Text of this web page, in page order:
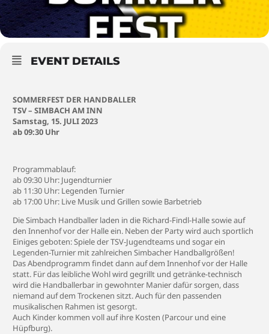
EVENT DETAILS
SOMMERFEST DER HANDBALLER
TSV – SIMBACH AM INN
Samstag, 15. JULI 2023
ab 09:30 Uhr
Programmablauf:
ab 09:30 Uhr: Jugendturnier
ab 11:30 Uhr: Legenden Turnier
ab 17:00 Uhr: Live Musik und Grillen sowie Barbetrieb
Die Simbach Handballer laden in die Richard-Findl-Halle sowie auf
den Innenhof vor der Halle ein. Neben der Party wird auch sportlich
Einiges geboten: Spiele der TSV-Jugendteams und sogar ein
Legenden-Turnier mit zahlreichen Simbacher Handballgrößen!
Das Abendprogramm findet dann auf dem Innenhof vor der Halle
statt. Für das leibliche Wohl wird gegrillt und getränke-technisch
wird die Handballerbar in gewohnter Manier dafür sorgen, dass
niemand auf dem Trockenen sitzt. Auch für den passenden
musikalischen Rahmen ist gesorgt.
Auch Kinder kommen voll auf ihre Kosten (Parcour und eine
Hüpfburg).